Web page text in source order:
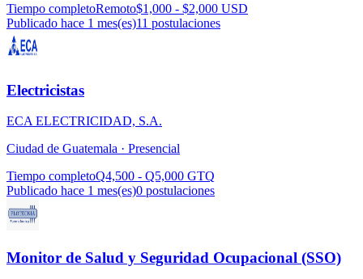
Tiempo completoRemoto$1,000 - $2,000 USD
Publicado hace 1 mes(es)11 postulaciones
Electricistas
ECA ELECTRICIDAD, S.A.
Ciudad de Guatemala · Presencial
Tiempo completoQ4,500 - Q5,000 GTQ
Publicado hace 1 mes(es)0 postulaciones
Monitor de Salud y Seguridad Ocupacional (SSO)